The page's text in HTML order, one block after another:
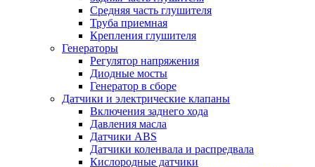
Средняя часть глушителя
Труба приемная
Крепления глушителя
Генераторы
Регулятор напряжения
Диодные мосты
Генератор в сборе
Датчики и электрические клапаны
Включения заднего хода
Давления масла
Датчики ABS
Датчики коленвала и распредвала
Кислородные датчики